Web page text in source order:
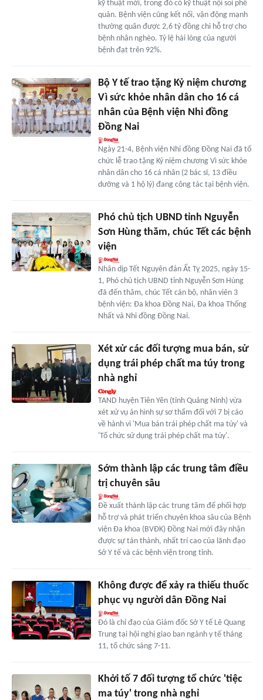
kỹ thuật mới, trong đó có kỹ thuật nội soi phế
quản. Bệnh viện cũng kết nối, vận động mạnh
thường quân được 2,6 tỷ đồng chi hỗ trợ cho
bệnh nhân nghèo. Tỷ lệ hài lòng của người
bệnh đạt trên 92%.
Bộ Y tế trao tặng Kỷ niệm chương
Vì sức khỏe nhân dân cho 16 cá
nhân của Bệnh viện Nhi đồng
Đồng Nai
Ngày 21-4, Bệnh viện Nhi đồng Đồng Nai đã tổ
chức lễ trao tặng Kỷ niệm chương Vì sức khỏe
nhân dân cho 16 cá nhân (2 bác sĩ, 13 điều
dưỡng và 1 hộ lý) đang công tác tại bệnh viện.
Phó chủ tịch UBND tỉnh Nguyễn
Sơn Hùng thăm, chúc Tết các bệnh
viện
Nhân dịp Tết Nguyên đán Ất Tỵ 2025, ngày 15-
1, Phó chủ tịch UBND tỉnh Nguyễn Sơn Hùng
đã đến thăm, chúc Tết cán bộ, nhân viên 3
bệnh viện: Đa khoa Đồng Nai, Đa khoa Thống
Nhất và Nhi đồng Đồng Nai.
Xét xử các đối tượng mua bán, sử
dụng trái phép chất ma túy trong
nhà nghỉ
TAND huyện Tiên Yên (tỉnh Quảng Ninh) vừa
xét xử vụ án hình sự sơ thẩm đối với 7 bị cáo
về hành vi 'Mua bán trái phép chất ma túy' và
'Tổ chức sử dụng trái phép chất ma túy'.
Sớm thành lập các trung tâm điều
trị chuyên sâu
Đề xuất thành lập các trung tâm để phối hợp
hỗ trợ và phát triển chuyên khoa sâu của Bệnh
viện Đa khoa (BVĐK) Đồng Nai mới đây nhận
được sự tán thành, nhất trí cao của lãnh đạo
Sở Y tế và các bệnh viện trong tỉnh.
Không được để xảy ra thiếu thuốc
phục vụ người dân Đồng Nai
Đó là chỉ đạo của Giám đốc Sở Y tế Lê Quang
Trung tại hội nghị giao ban ngành y tế tháng
11, tổ chức sáng 7-11.
Khởi tố 7 đối tượng tổ chức 'tiệc
ma túy' trong nhà nghỉ